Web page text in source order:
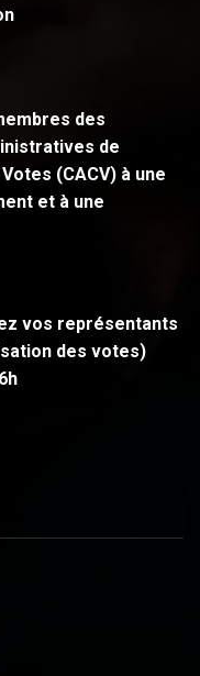
des
de
(CACV) à une
et à une
vos représentants
des votes)